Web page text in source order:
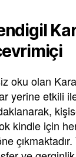
oku olan
yerine etkili
kindle için
çıkmaktadır.